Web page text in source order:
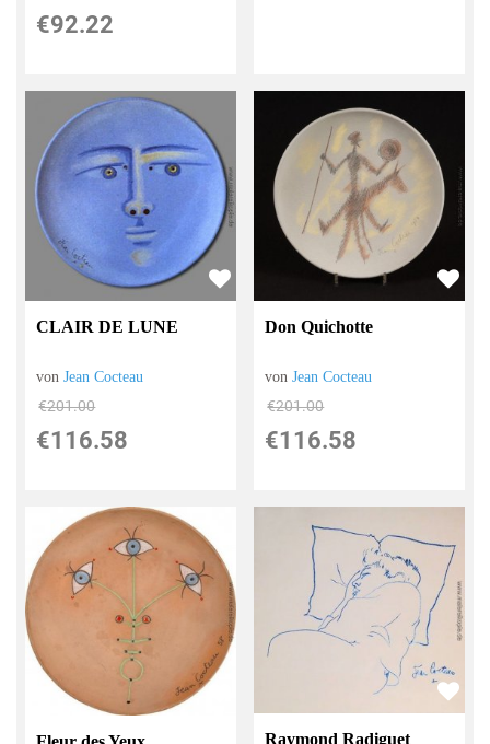
€92.22
CLAIR DE LUNE
vonJean Cocteau
€201.00
€116.58
Don Quichotte
vonJean Cocteau
€201.00
€116.58
Raymond Radiguet